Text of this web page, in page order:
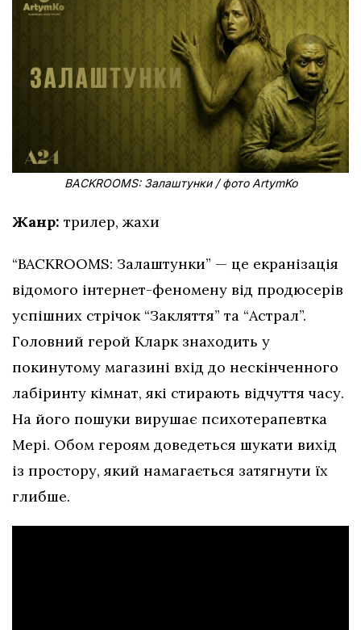
BACKROOMS: Залаштунки / фото ArtymKo
Жанр: трилер, жахи
“BACKROOMS: Залаштунки” — це екранізація
відомого інтернет-феномену від продюсерів
успішних стрічок “Закляття” та “Астрал”.
Головний герой Кларк знаходить у
покинутому магазині вхід до нескінченного
лабіринту кімнат, які стирають відчуття часу.
На його пошуки вирушає психотерапевтка
Мері. Обом героям доведеться шукати вихід
із простору, який намагається затягнути їх
глибше.